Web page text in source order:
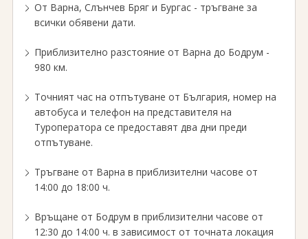
От Варна, Слънчев Бряг и Бургас - тръгване за
всички обявени дати.
Приблизително разстояние от Варна до Бодрум -
980 км.
Точният час на отпътуване от България, номер на
автобуса и телефон на представителя на
Tуроператора се предоставят два дни преди
отпътуване.
Тръгване от Варна в приблизителни часове от
14:00 до 18:00 ч.
Връщане от Бодрум в приблизителни часове от
12:30 до 14:00 ч. в зависимост от точната локация